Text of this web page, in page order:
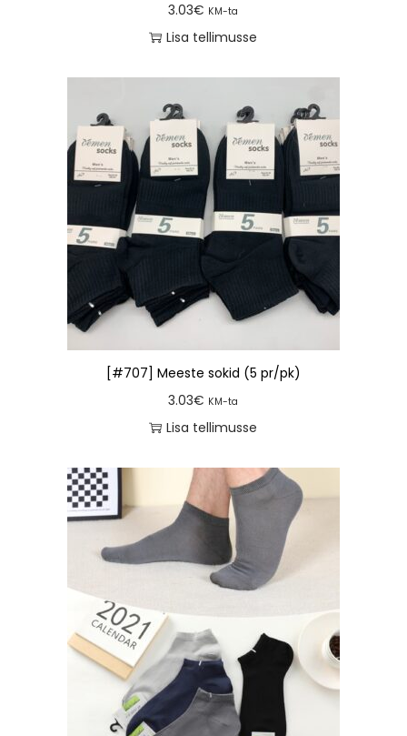
3.03€ KM-ta
Lisa tellimusse
[#707] Meeste sokid (5 pr/pk)
3.03€ KM-ta
Lisa tellimusse